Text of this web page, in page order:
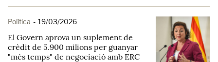
Política - 19/03/2026
El Govern aprova un suplement de
crèdit de 5.900 milions per guanyar
"més temps" de negociació amb ERC